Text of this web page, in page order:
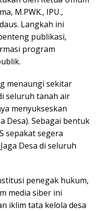
M.PWK., IPU.,
Langkah ini
publikasi,
program
menaungi sekitar
seluruh tanah air
menyukseskan
Desa). Sebagai bentuk
sepakat segera
Desa di seluruh
penegak hukum,
media siber ini
iklim tata kelola desa